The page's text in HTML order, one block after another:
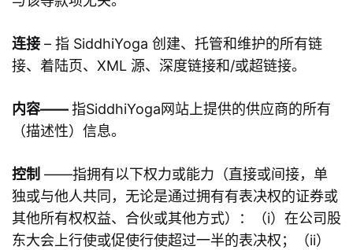
连接 – 指 SiddhiYoga 创建、托管和维护的所有链
接、着陆页、XML 源、深度链接和/或超链接。
内容——指SiddhiYoga网站上提供的供应商的所有
（描述性）信息。
控制 ——指拥有以下权力或能力（直接或间接，单
独或与他人共同，无论是通过拥有有表决权的证券或
其他所有权权益、合伙或其他方式）：（i）在公司股
东大会上行使或促使行使超过一半的表决权；（ii）